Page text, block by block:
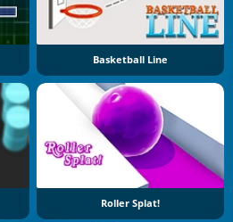
Basketball Line
Roller Splat!